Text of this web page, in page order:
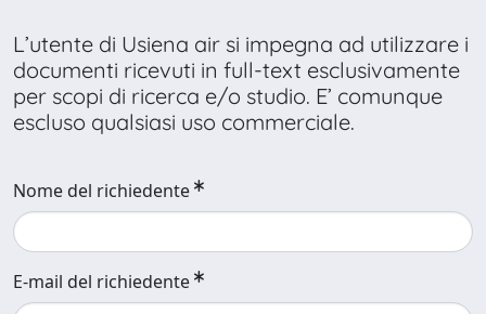
L’utente di Usiena air si impegna ad utilizzare i
documenti ricevuti in full-text esclusivamente
per scopi di ricerca e/o studio. E’ comunque
escluso qualsiasi uso commerciale.
Nome del richiedente
E-mail del richiedente